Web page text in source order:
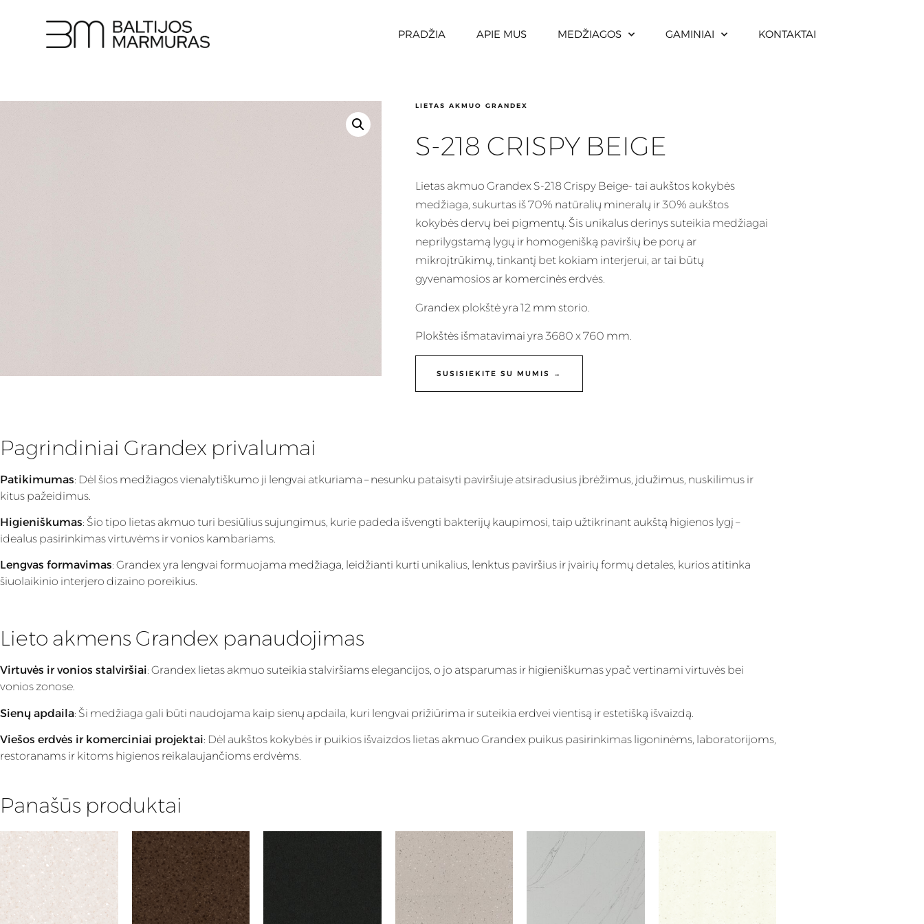
PRADŽIA APIE MUS MEDŽIAGOS GAMINIAI KONTAKTAI
LIETAS AKMUO GRANDEX
S-218 CRISPY BEIGE
Lietas akmuo Grandex S-218 Crispy Beige- tai aukštos kokybės
medžiaga, sukurtas iš 70% natūralių mineralų ir 30% aukštos
kokybės dervų bei pigmentų. Šis unikalusderinys suteikia medžiagai
neprilygstamą lygų ir homogenišką paviršių be porų ar
mikroįtrūkimų, tinkantį bet kokiam interjerui, ar tai būtų
gyvenamosios ar komercinės erdvės.
Grandex plokštė yra 12 mm storio.
Plokštės išmatavimai yra 3680 x 760 mm.
SUSISIEKITE SU MUMIS →
Pagrindiniai Grandex privalumai
Patikimumas: Dėl šios medžiagos vienalytiškumo ji lengvai atkuriama – nesunku pataisyti paviršiuje atsiradusius įbrėžimus, įdužimus, nuskilimus ir
kitus pažeidimus.
Higieniškumas: Šio tipo lietas akmuo turi besiūlius sujungimus, kurie padeda išvengti bakterijų kaupimosi, taip užtikrinant aukštą higienos lygį –
idealus pasirinkimas virtuvėms ir vonios kambariams.
Lengvas formavimas: Grandex yra lengvai formuojama medžiaga, leidžianti kurti unikalius, lenktus paviršius ir įvairių formų detales, kurios atitinka
šiuolaikinio interjero dizaino poreikius.
Lieto akmens Grandex panaudojimas
Virtuvės ir vonios stalviršiai: Grandex lietas akmuo suteikia stalviršiams elegancijos, o jo atsparumas ir higieniškumas ypač vertinami virtuvės bei
vonios zonose.
Sienų apdaila: Ši medžiaga gali būti naudojama kaip sienų apdaila, kuri lengvai prižiūrima ir suteikia erdvei vientisą ir estetišką išvaizdą.
Viešos erdvės ir komerciniai projektai: Dėl aukštos kokybės ir puikios išvaizdos lietas akmuo Grandex puikus pasirinkimas ligoninėms, laboratorijoms,
restoranams ir kitoms higienos reikalaujančioms erdvėms.
Panašūs produktai